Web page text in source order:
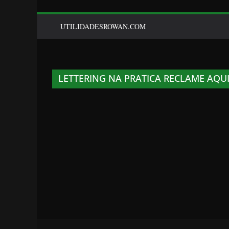
UTILIDADESROWAN.COM
LETTERING NA PRATICA RECLAME AQUI